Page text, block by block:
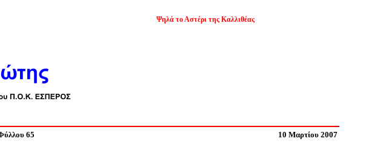
Ψηλά το Αστέρι της Καλλιθέας
65 10 Μαρτίου 2007